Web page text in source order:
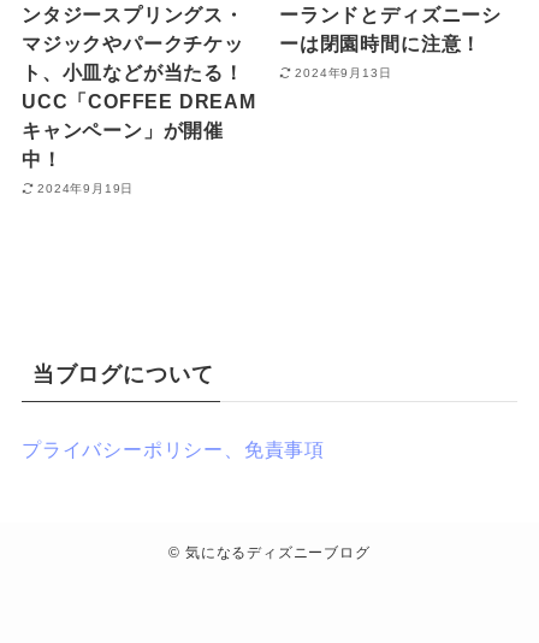
ンタジースプリングス・
マジックやパークチケッ
ト、小皿などが当たる！
UCC「COFFEE DREAM
キャンペーン」が開催
中！
2024年9月19日
ーランドとディズニーシ
ーは閉園時間に注意！
2024年9月13日
当ブログについて
プライバシーポリシー、免責事項
© 気になるディズニーブログ